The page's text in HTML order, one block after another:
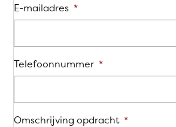
E-mailadres *
Telefoonnummer *
Omschrijving opdracht *